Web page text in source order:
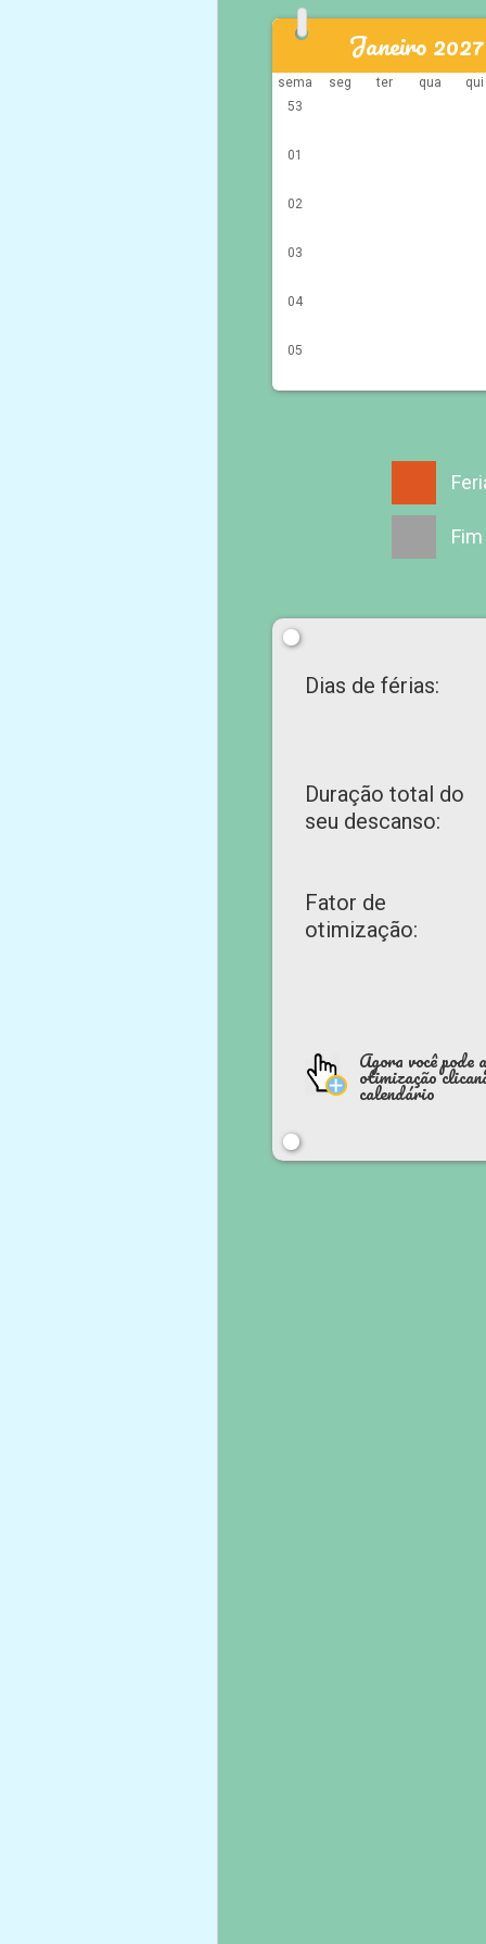
Janeiro 2027
sema seg ter qua
qui
53
01
02
03
04
05
Dias de férias:
Agora você
otimização
calendário
Duração total do
seu descanso:
Fator de
otimização: